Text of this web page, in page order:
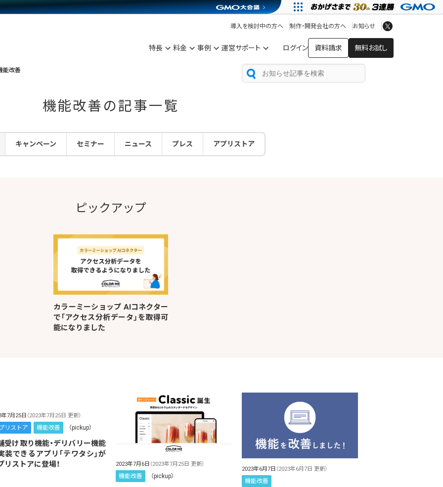
特長 料金 事例 運営サポート ログイン 資料請求 無料お試し
導入を検討中の方へ 制作・開発会社の方へ お知らせ
海外販売）
との連携
雑貨販売 アプリストア
料金シミュレーション
事例
YouTubeチャンネル
ヘルプを見る
ヘルプセンター
能改善
機能改善の記事一覧
キャンペーン セミナー ニュース プレス アプリストア
ピックアップ
カラーミーショップ AIコネクター
で「アクセス分析データ」を取得可
能になりました
年7月25日 （2023年7月25日 更新）
リストア 機能改善 （pickup）
受け取り機能・デリバリー機能
装できるアプリ「テワタシ」が
リストアに登場！
2023年7月6日 （2023年7月25日 更新）
機能改善 （pickup）
2023年6月7日 （2023年6月7日 更新）
機能改善